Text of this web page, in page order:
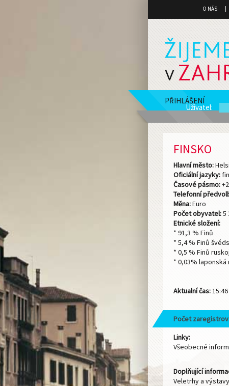
O NÁS
PŘIHLÁŠENÍ
Uživatel:
FINSKO
Hlavní město:
Oficiální jazyky:
Časové pásmo:+2
Telefonní
Měna:Euro
Počet obyvatel:5
Etnické složení:
* 91,3 % Finů
* 5,4 % Finů
* 0,5 % Finů
* 0,03% laponská
Aktualní čas:15:46
Počet
Linky:
Všeobecné
Doplňující
Veletrhy a